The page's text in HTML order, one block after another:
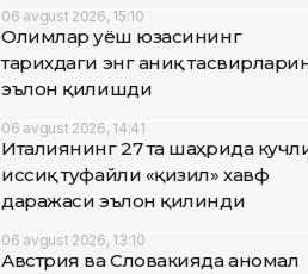
06 avgust 2026, 15:10
Олимлар Қуёш юзасининг
тарихдаги энг аниқ
эълон қилишди
06 avgust 2026, 14:41
Италиянинг 27 та шаҳрида
иссиқ туфайли «қизил» хавф
даражаси эълон қилинди
06 avgust 2026, 13:10
Австрия ва Словакияда аномал